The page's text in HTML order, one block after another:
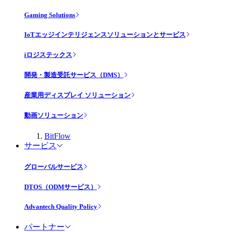
Gaming Solutions
IoTエッジインテリジェンスソリューションとサービス
iロジステックス
開発・製造受託サービス（DMS）
産業用ディスプレイ ソリューション
動画ソリューション
BitFlow
サービス
グローバルサービス
DTOS（ODMサービス）
Advantech Quality Policy
パートナー